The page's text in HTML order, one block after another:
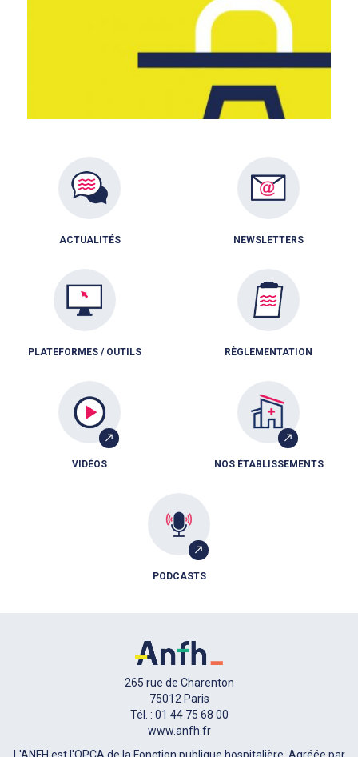
ACTUALITÉS NEWSLETTERS
PLATEFORMES / OUTILS RÈGLEMENTATION
VIDÉOS NOS ÉTABLISSEMENTS
PODCASTS
265 rue de Charenton
75012 Paris
Tél. : 01 44 75 68 00
www.anfh.fr
L'ANFH est l'OPCA de la Fonction publique hospitalière. Agréée par